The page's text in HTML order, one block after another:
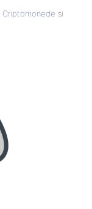
Criptomonede si